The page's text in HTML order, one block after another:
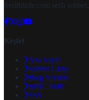
Seslibizde.com sesli
Keşfet
Ana Sayfa
Sohbet Girişi
Blog Yazıları
mIRC İndir
SSS